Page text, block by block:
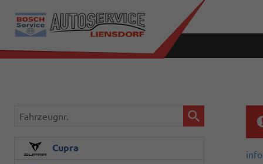
info
Fahrzeugnr.
Cupra